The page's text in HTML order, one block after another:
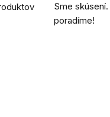
Sme skúsení.
poradíme!